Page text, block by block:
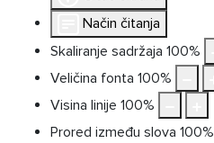
Način čitanja
Skaliranje sadržaja 100%
Veličina fonta 100%
Visina linije 100%
Prored između slova 100%